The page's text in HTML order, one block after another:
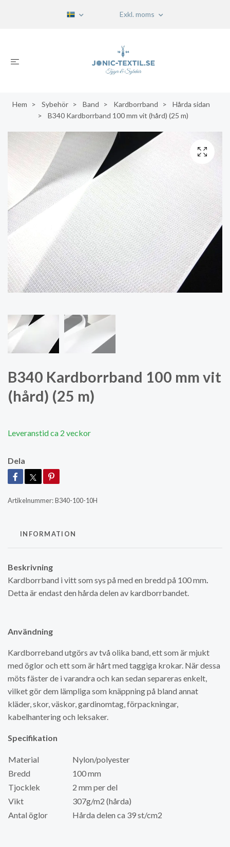
Exkl. moms
Hem Sybehör Band Kardborrband
Hårda sidan
B340 Kardborrband 100 mm vit (hård) (25 m)
B340 Kardborrband 100 mm vit
(hård) (25 m)
Leveranstid ca 2 veckor
Dela
Artikelnummer:B340-100-10H
INFORMATION
Beskrivning
Kardborrband i vitt som sys på med en bredd på 100 mm.
Detta är endast den hårda delen av kardborrbandet.
Användning
Kardborreband utgörs av två olika band, ett som är mjukt
med öglor och ett som är hårt med taggiga krokar. När dessa
möts fäster de i varandra och kan sedan separeras enkelt,
vilket gör dem lämpliga som knäppning på bland annat
kläder, skor, väskor, gardinomtag, förpackningar,
kabelhantering och leksaker.
Specifikation
Material
Nylon/polyester
Bredd
100 mm
Tjocklek
2 mm per del
Vikt
307g/m2 (hårda)
Antal öglor
Hårda delen ca 39 st/cm2